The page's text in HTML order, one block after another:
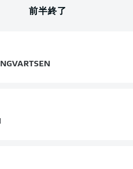
前半終了
INGVARTSEN